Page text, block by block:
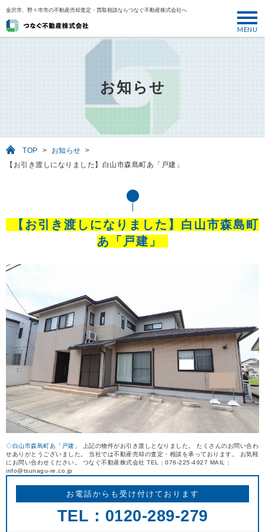
金沢市、野々市市の不動産売却査定・買取相談ならつなぐ不動産株式会社へ
MENU
BUY
買いたい
COMPANY
会社案内
お知らせ
TOP > お知らせ >
【お引き渡しになりました】白山市森島町あ「戸建」
【お引き渡しになりました】白山市森島町
あ「戸建」
◇白山市森島町あ「戸建」
上記の物件がお引き渡しとなりました。 たくさんのお問い合わ
せありがとうございました。 当社では不動産売却の査定・相談を承っております。 お気軽
にお問い合わせください。 つなぐ不動産株式会社 TEL：076-225-4927 MAIL：
info@tsunagu-re.co.jp
お電話からも受け付けております
TEL：0120-289-279